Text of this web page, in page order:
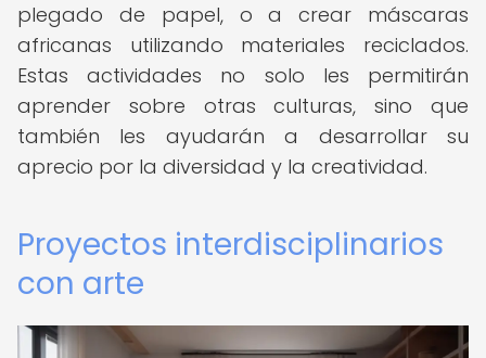
plegado de papel, o a crear máscaras
africanas utilizando materiales reciclados.
Estas actividades no solo les permitirán
aprender sobre otras culturas, sino que
también les ayudarán a desarrollar su
aprecio por la diversidad y la creatividad.
Proyectos interdisciplinarios
con arte